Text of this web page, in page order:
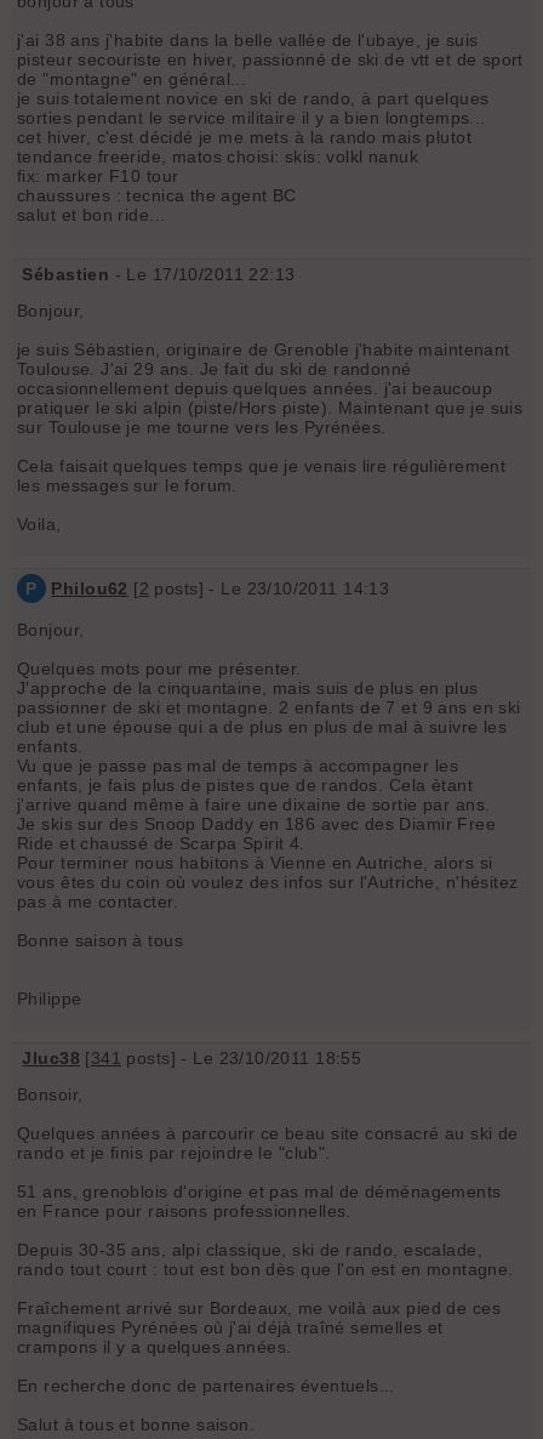
j'ai 38 ans j'habite dans la belle vallée de l'ubaye, je suis
pisteur secouriste en hiver, passionné de ski de vtt et de sport
de "montagne" en général...
je suis totalement novice en ski de rando, à part quelques
sorties pendant le service militaire il y a bien longtemps...
cet hiver, c'est décidé je me mets à la rando mais plutot
tendance freeride, matos choisi: skis: volkl nanuk
fix: marker F10 tour
chaussures : tecnica the agent BC
salut et bon ride...
Sébastien - Le 17/10/2011 22:13
Bonjour,
je suis Sébastien, originaire de Grenoble j'habite maintenant
Toulouse. J'ai 29 ans. Je fait du ski de randonné
occasionnellement depuis quelques années. j'ai beaucoup
pratiquer le ski alpin (piste/Hors piste). Maintenant que je suis
sur Toulouse je me tourne vers les Pyrénées.
Cela faisait quelques temps que je venais lire régulièrement
les messages sur le forum.
Voila,
P Philou62 [2 posts] - Le 23/10/2011 14:13
Bonjour,
Quelques mots pour me présenter.
J'approche de la cinquantaine, mais suis de plus en plus
passionner de ski et montagne. 2 enfants de 7 et 9 ans en ski
club et une épouse qui a de plus en plus de mal à suivre les
enfants.
Vu que je passe pas mal de temps à accompagner les
enfants, je fais plus de pistes que de randos. Cela ètant
j'arrive quand même à faire une dixaine de sortie par ans.
Je skis sur des Snoop Daddy en 186 avec des Diamir Free
Ride et chaussé de Scarpa Spirit 4.
Pour terminer nous habitons à Vienne en Autriche, alors si
vous êtes du coin où voulez des infos sur l'Autriche, n'hésitez
pas à me contacter.
Bonne saison à tous
Philippe
Jluc38 [341 posts] - Le 23/10/2011 18:55
Bonsoir,
Quelques années à parcourir ce beau site consacré au ski de
rando et je finis par rejoindre le "club".
51 ans, grenoblois d'origine et pas mal de déménagements
en France pour raisons professionnelles.
Depuis 30-35 ans, alpi classique, ski de rando, escalade,
rando tout court : tout est bon dès que l'on est en montagne.
Fraîchement arrivé sur Bordeaux, me voilà aux pied de ces
magnifiques Pyrénées où j'ai déjà traîné semelles et
crampons il y a quelques années.
En recherche donc de partenaires éventuels...
Salut à tous et bonne saison.